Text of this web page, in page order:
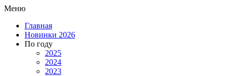
Меню
Главная
Новинки 2026
По году
2025
2024
2023